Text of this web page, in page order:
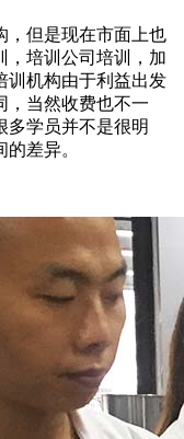
，但是现在市面上也
，培训公司培训，加
训机构由于利益出发
，当然收费也不一
多学员并不是很明
差异。